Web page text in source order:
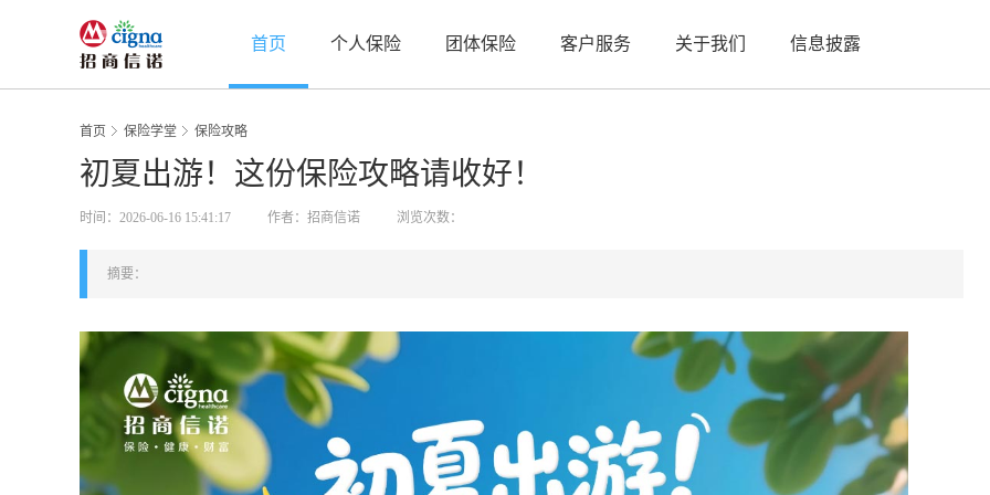
首页 个人保险 团体保险 客户服务 关于我们 信息披露
首页 保险学堂 保险攻略
初夏出游！这份保险攻略请收好！
时间：2026-06-16 15:41:17 作者：招商信诺 浏览次数：
摘要：